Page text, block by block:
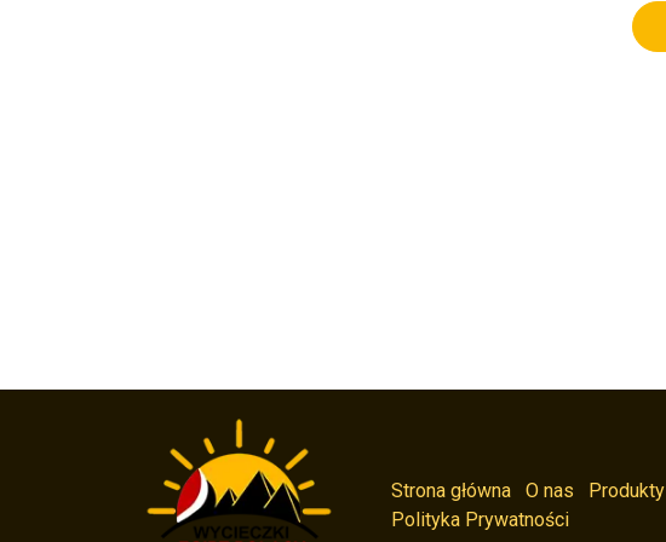
Strona główna O nas Produkty
Polityka Prywatności